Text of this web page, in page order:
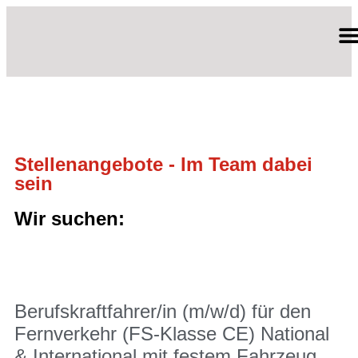
Stellenangebote - Im Team dabei
sein
Wir suchen:
Berufskraftfahrer/in (m/w/d) für den
Fernverkehr (FS-Klasse CE) National